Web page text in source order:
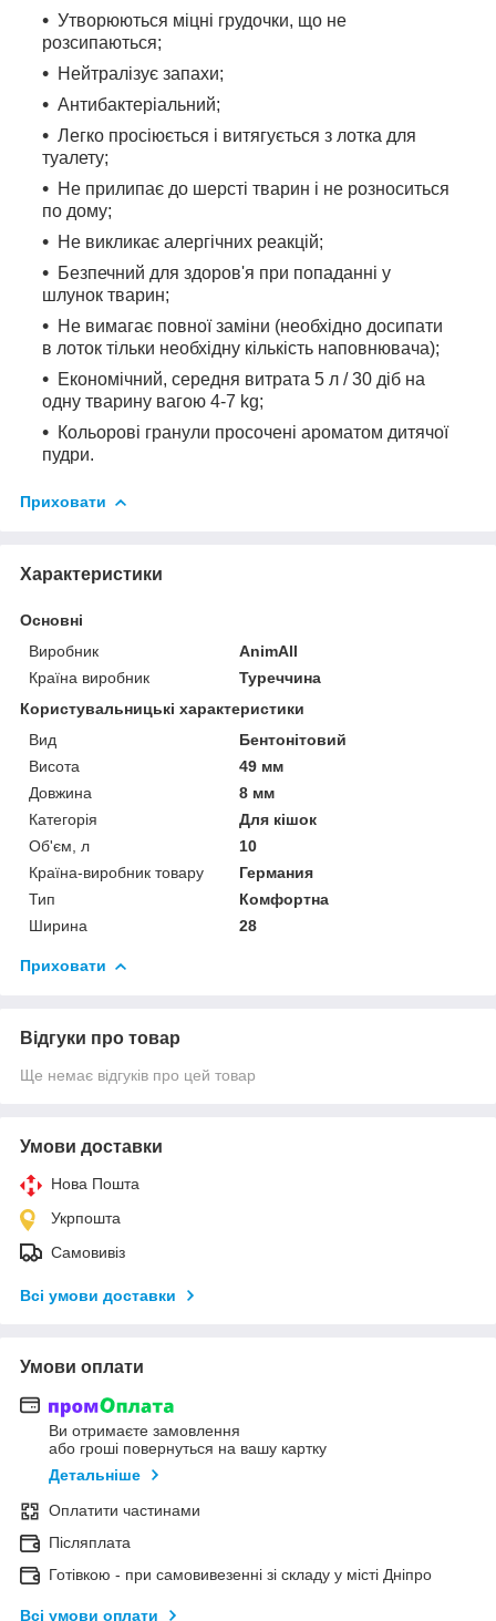
Утворюються міцні грудочки, що не
розсипаються;
Нейтралізує запахи;
Антибактеріальний;
Легко просіюється і витягується з лотка для
туалету;
Не прилипає до шерсті тварин і не розноситься
по дому;
Не викликає алергічних реакцій;
Безпечний для здоров'я при попаданні у
шлунок тварин;
Не вимагає повної заміни (необхідно досипати
в лоток тільки необхідну кількість наповнювача);
Економічний, середня витрата 5 л / 30 діб на
одну тварину вагою 4-7 kg;
Кольорові гранули просочені ароматом дитячої
пудри.
Приховати
Характеристики
Основні
Виробник
AnimAll
Країна виробник
Туреччина
Користувальницькі характеристики
Вид
Бентонітовий
Висота
49 мм
Довжина
8 мм
Категорія
Для кішок
Об'єм, л
10
Країна-виробник товару
Германия
Тип
Комфортна
Ширина
28
Приховати
Відгуки про товар
Ще немає відгуків про цей товар
Умови доставки
Нова Пошта
Укрпошта
Самовивіз
Всі умови доставки
Умови оплати
Ви отримаєте замовлення
або гроші повернуться на вашу картку
Детальніше
Оплатити частинами
Післяплата
Готівкою - при самовивезенні зі складу у місті Дніпро
Всі умови оплати